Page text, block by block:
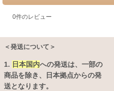
0件のレビュー
＜発送について＞
1. 日本国内への発送は、 一部の
商品を除き、日本拠点からの発
送となります。